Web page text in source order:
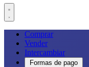
Comprar
Vender
Intercambiar
Formas de pago